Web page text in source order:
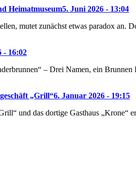
Heimatmuseum5. Juni 2026 - 13:04
mutet zunächst etwas paradox
- 16:02
– Drei Namen, ein
„Grill“6. Januar 2026 - 19:15
und das dortige Gasthaus